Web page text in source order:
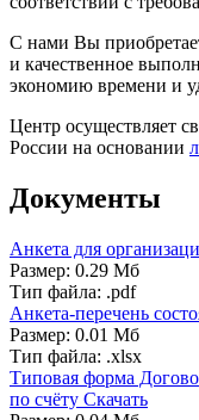
С нами Вы
и качественное
экономию времени и
Центр осуществляет
России на основании
Документы
Анкета для
Размер: 0.29 Мб
Тип файла: .pdf
Анкета-перечень
Размер: 0.01 Мб
Тип файла: .xlsx
Типовая форма
по счёту Скачать